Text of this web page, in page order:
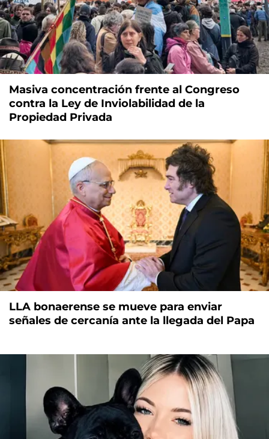
Masiva concentración frente al Congreso
contra la Ley de Inviolabilidad de la
Propiedad Privada
LLA bonaerense se mueve para enviar
señales de cercanía ante la llegada del Papa